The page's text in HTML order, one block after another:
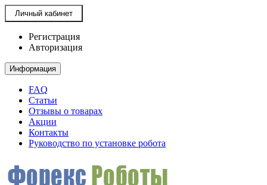
Личный кабинет
Регистрация
Авторизация
Информация
FAQ
Статьи
Отзывы о товарах
Акции
Контакты
Руководство по установке робота